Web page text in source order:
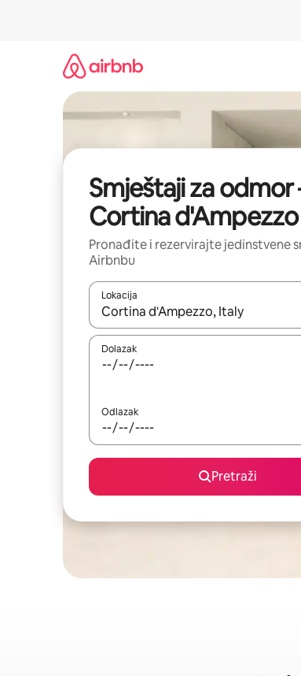
Smještaji za odmor
Cortina d'Ampezzo
Pronađite i rezervirajte jedinstvene
Airbnbu
Lokacija
Kada budu dostupni rezultati, moći
Dolazak
Odlazak
Pretraži